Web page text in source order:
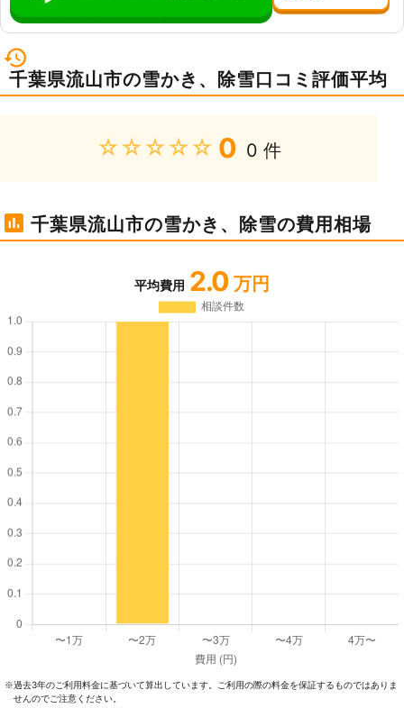
千葉県流山市の雪かき、除雪口コミ評価平均
★★★★★ 0 0 件
千葉県流山市の雪かき、除雪の費用相場
平均費用 2.0 万円
※過去3年のご利⽤料⾦に基づいて算出しています。ご利⽤の際の料⾦を保証するものではありま
せんのでご注意ください。